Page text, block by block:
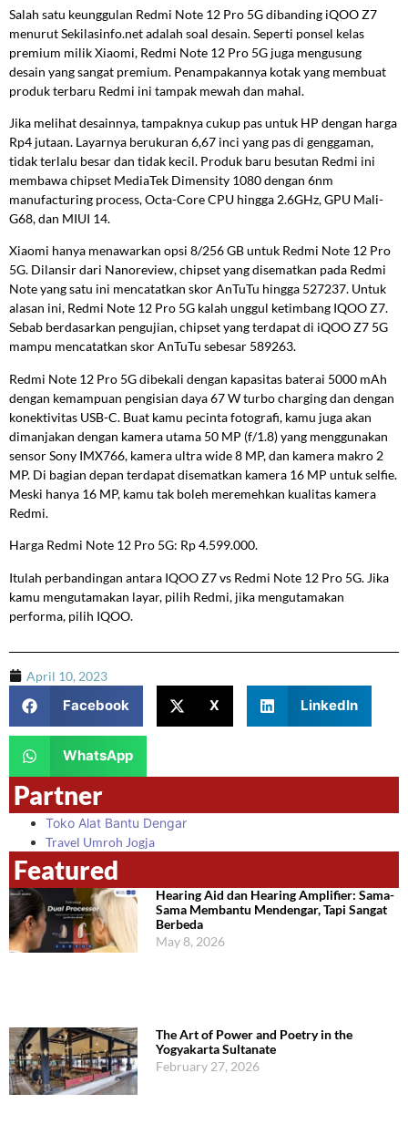
Salah satu keunggulan Redmi Note 12 Pro 5G dibanding iQOO Z7
menurut Sekilasinfo.net adalah soal desain. Seperti ponsel kelas
premium milik Xiaomi, Redmi Note 12 Pro 5G juga mengusung
desain yang sangat premium. Penampakannya kotak yang membuat
produk terbaru Redmi ini tampak mewah dan mahal.
Jika melihat desainnya, tampaknya cukup pas untuk HP dengan harga
Rp4 jutaan. Layarnya berukuran 6,67 inci yang pas di genggaman,
tidak terlalu besar dan tidak kecil. Produk baru besutan Redmi ini
membawa chipset MediaTek Dimensity 1080 dengan 6nm
manufacturing process, Octa-Core CPU hingga 2.6GHz, GPU Mali-
G68, dan MIUI 14.
Xiaomi hanya menawarkan opsi 8/256 GB untuk Redmi Note 12 Pro
5G. Dilansir dari Nanoreview, chipset yang disematkan pada Redmi
Note yang satu ini mencatatkan skor AnTuTu hingga 527237. Untuk
alasan ini, Redmi Note 12 Pro 5G kalah unggul ketimbang IQOO Z7.
Sebab berdasarkan pengujian, chipset yang terdapat di iQOO Z7 5G
mampu mencatatkan skor AnTuTu sebesar 589263.
Redmi Note 12 Pro 5G dibekali dengan kapasitas baterai 5000 mAh
dengan kemampuan pengisian daya 67 W turbo charging dan dengan
konektivitas USB-C. Buat kamu pecinta fotografi, kamu juga akan
dimanjakan dengan kamera utama 50 MP (f/1.8) yang menggunakan
sensor Sony IMX766, kamera ultra wide 8 MP, dan kamera makro 2
MP. Di bagian depan terdapat disematkan kamera 16 MP untuk selfie.
Meski hanya 16 MP, kamu tak boleh meremehkan kualitas kamera
Redmi.
Harga Redmi Note 12 Pro 5G: Rp 4.599.000.
Itulah perbandingan antara IQOO Z7 vs Redmi Note 12 Pro 5G. Jika
kamu mengutamakan layar, pilih Redmi, jika mengutamakan
performa, pilih IQOO.
April 10, 2023
Facebook X LinkedIn
WhatsApp
Partner
Toko Alat Bantu Dengar
Travel Umroh Jogja
Featured
Hearing Aid dan Hearing Amplifier: Sama-
Sama Membantu Mendengar, Tapi Sangat
Berbeda
May 8, 2026
The Art of Power and Poetry in the
Yogyakarta Sultanate
February 27, 2026